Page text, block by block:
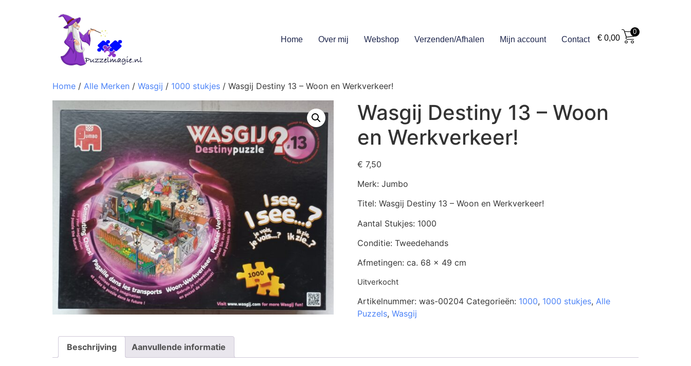
Home Over mij Webshop Verzenden/Afhalen Mijn account Contact €0,00
0
Home / Alle Merken / Wasgij / 1000 stukjes / Wasgij Destiny 13 – Woon en Werkverkeer!
Wasgij Destiny 13 – Woon
en Werkverkeer!
€ 7,50
Merk: Jumbo
Titel: Wasgij Destiny 13 – Woon en Werkverkeer!
Aantal Stukjes: 1000
Conditie: Tweedehands
Afmetingen: ca. 68 x 49 cm
Uitverkocht
Artikelnummer: was-00204 Categorieën: 1000, 1000 stukjes, Alle
Puzzels, Wasgij
Beschrijving Aanvullende informatie